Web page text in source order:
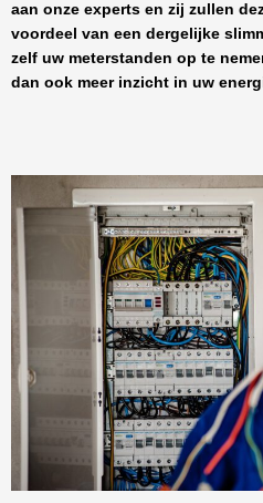
aan onze experts en zij zullen
voordeel van een dergelijke
zelf uw meterstanden op te
dan ook meer inzicht in uw